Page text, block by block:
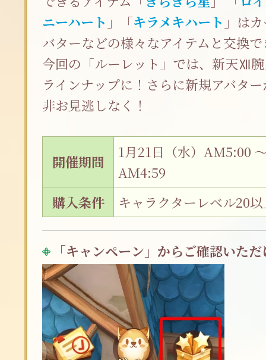
ニーハート 」「キラメキハート 」は
バターなどの様々なアイテムと交換
今回の「ルーレット」では、新天Ⅻ
ラインナップに！さらに新規アバタ
非お見逃しなく！
開催期間
1月21日（水）AM5:00
AM4:59
購入条件
キャラクターレベル20
「キャンペーン」からご確認いた